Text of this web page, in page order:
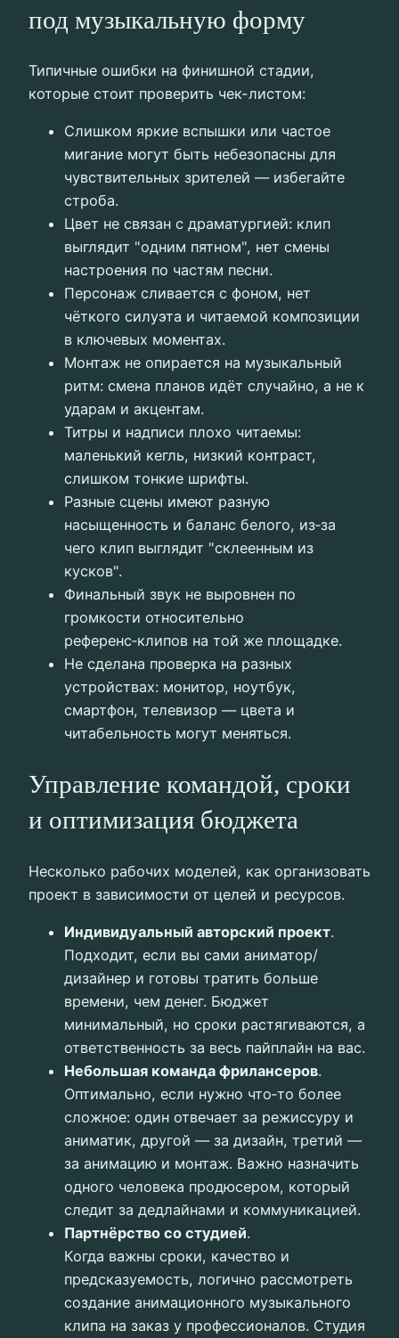
под музыкальную форму
Типичные ошибки на финишной стадии,
которые стоит проверить чек-листом:
Слишком яркие вспышки или частое
мигание могут быть небезопасны для
чувствительных зрителей — избегайте
строба.
Цвет не связан с драматургией: клип
выглядит "одним пятном", нет смены
настроения по частям песни.
Персонаж сливается с фоном, нет
чёткого силуэта и читаемой композиции
в ключевых моментах.
Монтаж не опирается на музыкальный
ритм: смена планов идёт случайно, а не к
ударам и акцентам.
Титры и надписи плохо читаемы:
маленький кегль, низкий контраст,
слишком тонкие шрифты.
Разные сцены имеют разную
насыщенность и баланс белого, из‑за
чего клип выглядит "склеенным из
кусков".
Финальный звук не выровнен по
громкости относительно
референс‑клипов на той же площадке.
Не сделана проверка на разных
устройствах: монитор, ноутбук,
смартфон, телевизор — цвета и
читабельность могут меняться.
Управление командой, сроки
и оптимизация бюджета
Несколько рабочих моделей, как организовать
проект в зависимости от целей и ресурсов.
Индивидуальный авторский проект.
Подходит, если вы сами аниматор/
дизайнер и готовы тратить больше
времени, чем денег. Бюджет
минимальный, но сроки растягиваются, а
ответственность за весь пайплайн на вас.
Небольшая команда фрилансеров.
Оптимально, если нужно что‑то более
сложное: один отвечает за режиссуру и
аниматик, другой — за дизайн, третий —
за анимацию и монтаж. Важно назначить
одного человека продюсером, который
следит за дедлайнами и коммуникацией.
Партнёрство со студией.
Когда важны сроки, качество и
предсказуемость, логично рассмотреть
создание анимационного музыкального
клипа на заказ у профессионалов. Студия